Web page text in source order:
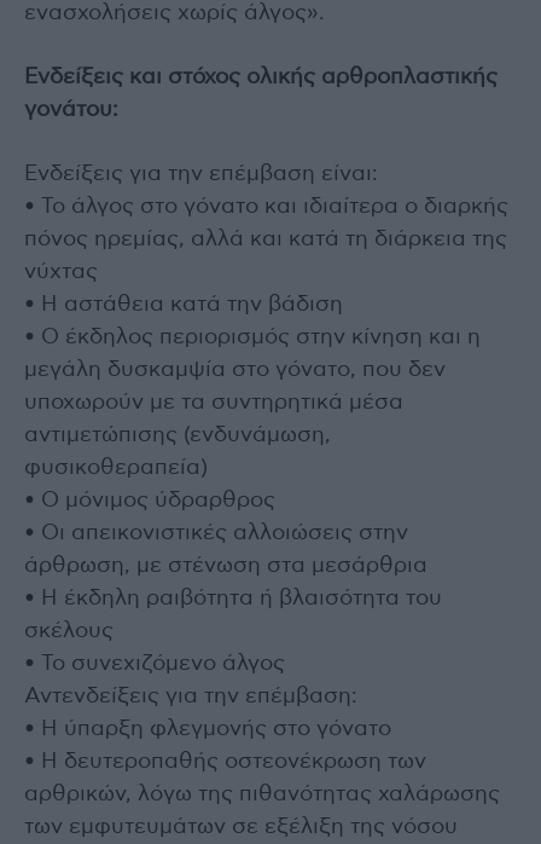
ενασχολήσεις χωρίς άλγος».
Ενδείξεις και στόχος ολικής αρθροπλαστικής
γονάτου:
Ενδείξεις για την επέμβαση είναι:
• Το άλγος στο γόνατο και ιδιαίτερα ο διαρκής
πόνος ηρεμίας, αλλά και κατά τη διάρκεια της
νύχτας
• Η αστάθεια κατά την βάδιση
• Ο έκδηλος περιορισμός στην κίνηση και η
μεγάλη δυσκαμψία στο γόνατο, που δεν
υποχωρούν με τα συντηρητικά μέσα
αντιμετώπισης (ενδυνάμωση,
φυσικοθεραπεία)
• Ο μόνιμος ύδραρθρος
• Οι απεικονιστικές αλλοιώσεις στην
άρθρωση, με στένωση στα μεσάρθρια
• Η έκδηλη ραιβότητα ή βλαισότητα του
σκέλους
• Το συνεχιζόμενο άλγος
Αντενδείξεις για την επέμβαση:
• Η ύπαρξη φλεγμονής στο γόνατο
• Η δευτεροπαθής οστεονέκρωση των
αρθρικών, λόγω της πιθανότητας χαλάρωσης
των εμφυτευμάτων σε εξέλιξη της νόσου